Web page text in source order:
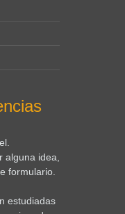
alguna idea,
formulario.
estudiadas